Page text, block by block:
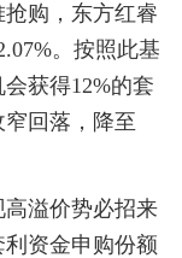
购，东方红睿
。按照此基
获得12%的套
回落，降至
溢价势必招来
资金申购份额